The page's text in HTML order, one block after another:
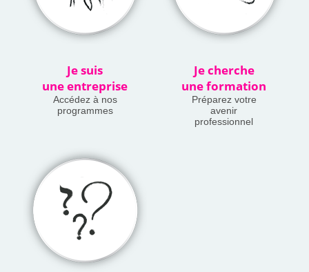
Je suis
une entreprise
Accédez à nos
programmes
Je cherche
une formation
Préparez votre
avenir
professionnel